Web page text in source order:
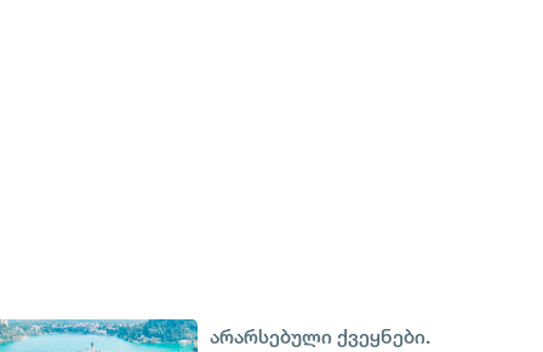
არარსებული ქვეყნები.